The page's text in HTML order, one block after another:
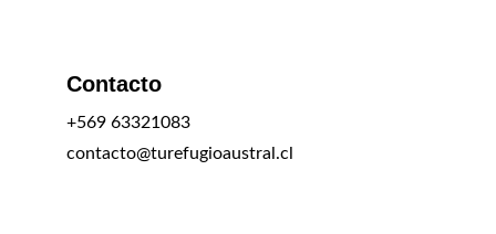
Contacto
+569 63321083
contacto@turefugioaustral.cl